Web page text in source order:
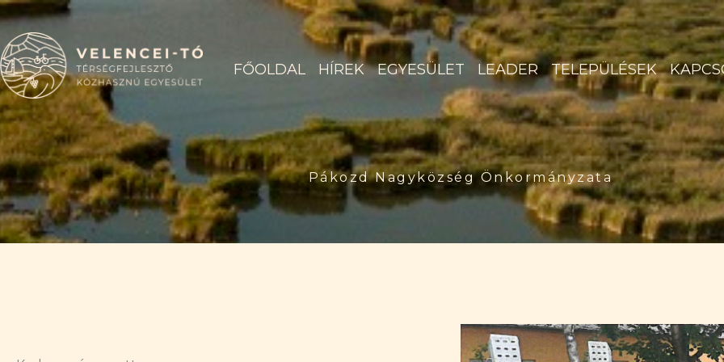
Skip
to
content
FŐOLDAL HÍREK EGYESÜLET LEADER TELEPÜLÉSEK
Pákozd Nagyközség Önkormányzata